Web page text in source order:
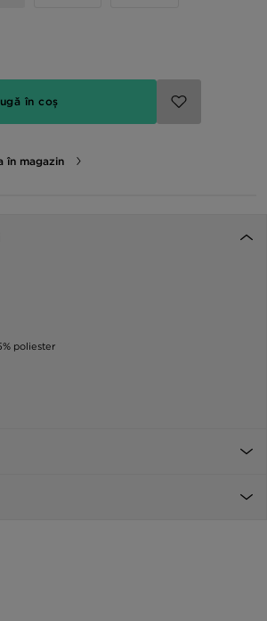
în coș
în magazin
poliester